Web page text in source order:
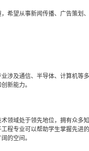
希望从事新闻传播、广告策划
涉及通信、半导体、计算机等
新能力。
领域处于领先地位，拥有众多
程专业可以帮助学生掌握先进
的空间。